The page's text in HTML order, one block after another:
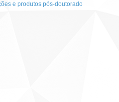
e produtos pós-doutorado